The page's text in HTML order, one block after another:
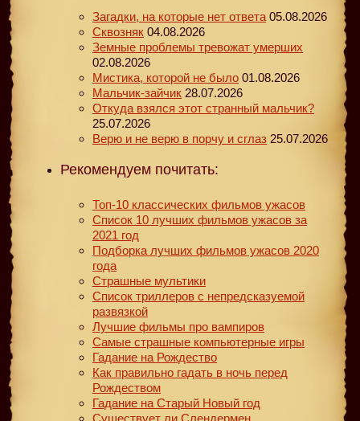
Загадки, на которые нет ответа 05.08.2026
Сквозняк 04.08.2026
Земные проблемы тревожат умерших
02.08.2026
Мистика, которой не было 01.08.2026
Мальчик-зайчик 28.07.2026
Откуда взялся этот странный мальчик?
25.07.2026
Верю и не верю в порчу и сглаз 25.07.2026
Рекомендуем почитать:
Топ-10 классических фильмов ужасов
Список 10 лучших фильмов ужасов за
2021 год
Подборка лучших фильмов ужасов 2020
года
Страшные мультики
Список триллеров с непредсказуемой
развязкой
Лучшие фильмы про вампиров
Самые страшные компьютерные игры
Гадание на Рождество
Как правильно гадать в ночь перед
Рождеством
Гадание на Старый Новый год
Существует ли Слендермен